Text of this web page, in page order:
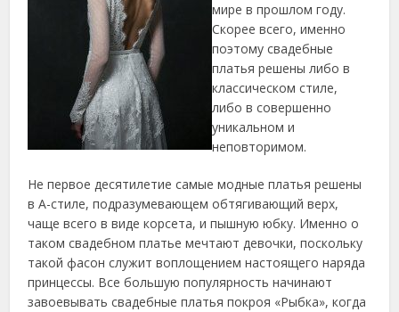
мире в прошлом году.
Скорее всего, именно
поэтому свадебные
платья решены либо в
классическом стиле,
либо в совершенно
уникальном и
неповторимом.
Не первое десятилетие самые модные платья решены
в А-стиле, подразумевающем обтягивающий верх,
чаще всего в виде корсета, и пышную юбку. Именно о
таком свадебном платье мечтают девочки, поскольку
такой фасон служит воплощением настоящего наряда
принцессы. Все большую популярность начинают
завоевывать свадебные платья покроя «Рыбка», когда